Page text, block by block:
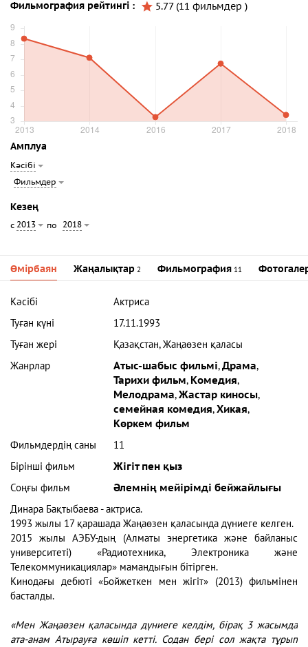
Фильмография рейтингі : 5.77 (11 фильмдер )
Амплуа
Кәсібі
Фильмдер
Кезең
с 2013 по 2018
Өмірбаян Жаңалықтар 2 Фильмография 11
Кәсібі
Актриса
Туған күні
17.11.1993
Туған жері
Қазақстан, Жаңаөзен қаласы
Жанрлар
Атыс-шабыс фильмі,Драма,
Тарихи фильм, Комедия,
Мелодрама,Жастар киносы,
семейная комедия,Хикая,
Көркем фильм
Фильмдердің саны
11
Бірінші фильм
Жігіт пен қыз
Соңғы фильм
Әлемнің мейірімді бейжайлығы
Динара Бақтыбаева - актриса.
1993 жылы 17 қарашада Жаңаөзен қаласында дүниеге келген.
2015 жылы АЭБУ-дың (Алматы энергетика және байланыс
университеті) «Радиотехника, Электроника және
Телекоммуникациялар» мамандығын бітірген.
Кинодағы дебюті «Бойжеткен мен жігіт» (2013) фильмінен
басталды.
«Мен Жаңаөзен қаласында дүниеге келдім, бірақ 3 жасымда
ата-анам Атырауға көшіп кетті. Содан бері сол жақта тұрып